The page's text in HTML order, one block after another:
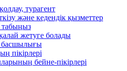
турагент
және кедендік қызметтер
жетуге болады
пікірлері
бейне-пікірлері